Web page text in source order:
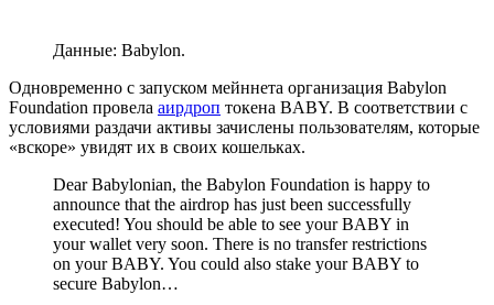
Данные: Babylon.
Одновременно с запуском мейннета организация Babylon
Foundation провела аирдроп токена BABY. В соответствии с
условиями раздачи активы зачислены пользователям, которые
«вскоре» увидят их в своих кошельках.
Dear Babylonian, the Babylon Foundation is happy to
announce that the airdrop has just been successfully
executed! You should be able to see your BABY in
your wallet very soon. There is no transfer restrictions
on your BABY. You could also stake your BABY to
secure Babylon…